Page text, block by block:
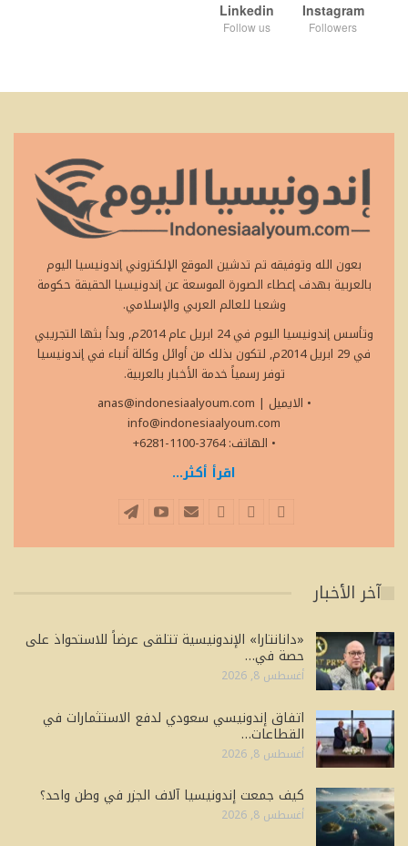
Instagram
Followers
Linkedin
Follow us
بعون الله وتوفيقه تم تدشين الموقع الإلكتروني إندونيسيا اليوم
بالعربية بهدف إعطاء الصورة الموسعة عن إندونيسيا الحقيقة حكومة
وشعبا للعالم العربي والإسلامي.
وتأسس إندونيسيا اليوم في 24 ابريل عام 2014م, وبدأ بثها التجريبي
في 29 ابريل 2014م, لتكون بذلك من أوائل وكالة أنباء في إندونيسيا
توفر رسمياً خدمة الأخبار بالعربية.
• الايميل
anas@indonesiaalyoum.com |
info@indonesiaalyoum.com
• الهاتف: 3764-1100-6281+
اقرأ أكثر...
آخر الأخبار
«دانانتارا» الإندونيسية تتلقى عرضاً للاستحواذ على
حصة في…
أغسطس 8, 2026
اتفاق إندونيسي سعودي لدفع الاستثمارات في
القطاعات…
أغسطس 8, 2026
كيف جمعت إندونيسيا آلاف الجزر في وطن واحد؟
أغسطس 8, 2026